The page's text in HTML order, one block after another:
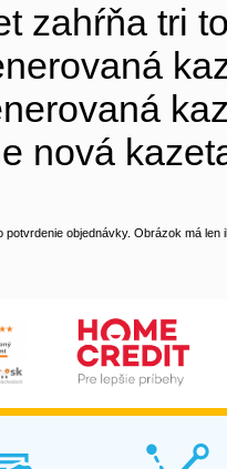
zahŕňa tri
nová
objednávky. Obrázok má len